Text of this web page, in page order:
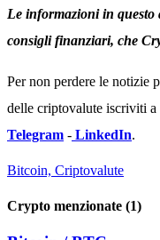
Le informazioni in questo
consigli finanziari, che
Per non perdere le notizie
delle criptovalute iscriviti
Telegram - LinkedIn.
Bitcoin, Criptovalute
Crypto menzionate (1)